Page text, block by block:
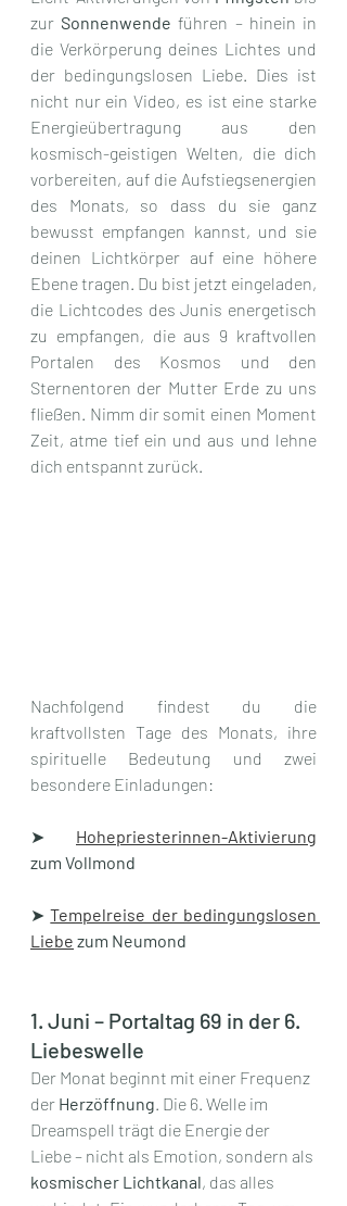
zur Sonnenwende führen – hinein in
die Verkörperung deines Lichtes und
der bedingungslosen Liebe. Dies ist
nicht nur ein Video, es ist eine starke
Energieübertragung aus den
kosmisch-geistigen Welten, die dich
vorbereiten, auf die Aufstiegsenergien
des Monats, so dass du sie ganz
bewusst empfangen kannst, und sie
deinen Lichtkörper auf eine höhere
Ebene tragen. Du bist jetzt eingeladen,
die Lichtcodes des Junis energetisch
zu empfangen, die aus 9 kraftvollen
Portalen des Kosmos und den
Sternentoren der Mutter Erde zu uns
fließen. Nimm dir somit einen Moment
Zeit, atme tief ein und aus und lehne
dich entspannt zurück.
Nachfolgend findest du die
kraftvollsten Tage des Monats, ihre
spirituelle Bedeutung und zwei
besondere Einladungen:
➤ Hohepriesterinnen-Aktivierung
zum Vollmond
➤ Tempelreise der bedingungslosen
Liebe zum Neumond
1. Juni – Portaltag 69 in der 6.
Liebeswelle
Der Monat beginnt mit einer Frequenz
der Herzöffnung . Die 6. Welle im
Dreamspell trägt die Energie der
Liebe – nicht als Emotion, sondern als
kosmischer Lichtkanal, das alles